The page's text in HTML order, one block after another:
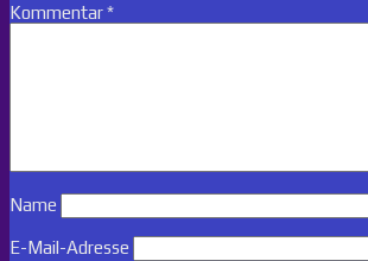
Kommentar*
Name
E-Mail-Adresse